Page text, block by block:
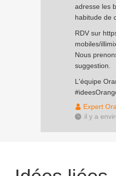
adresse les
habitude de
RDV sur
mobiles/
Nous
suggestion.
L'équipe
Expert
il y a